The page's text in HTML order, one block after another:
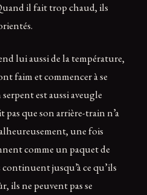
il fait trop chaud, ils
lui aussi de la température,
faim et commencer à se
est aussi aveugle
que son arrière-train n’a
une fois
comme un paquet de
jusqu’à ce qu’ils
ils ne peuvent pas se